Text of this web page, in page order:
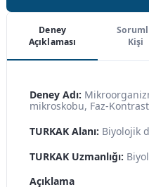
Deney
Açıklaması
Kişi
Deney Adı:
mikroskobu, Faz-
TURKAK Alanı: Biyolojik
TURKAK Uzmanlığı:
Açıklama